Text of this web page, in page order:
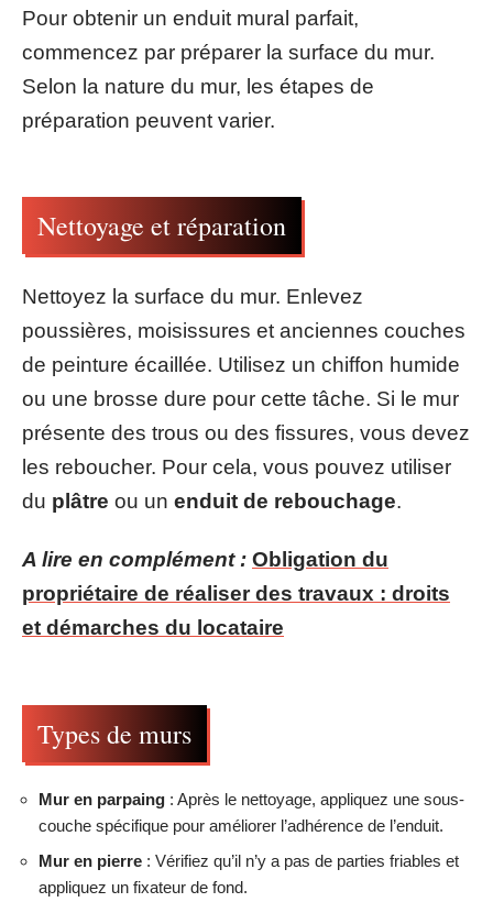
Pour obtenir un enduit mural parfait,
commencez par préparer la surface du mur.
Selon la nature du mur, les étapes de
préparation peuvent varier.
Nettoyage et réparation
Nettoyez la surface du mur. Enlevez
poussières, moisissures et anciennes couches
de peinture écaillée. Utilisez un chiffon humide
ou une brosse dure pour cette tâche. Si le mur
présente des trous ou des fissures, vous devez
les reboucher. Pour cela, vous pouvez utiliser
du plâtre ou un enduit de rebouchage.
A lire en complément : Obligation du
propriétaire de réaliser des travaux : droits
et démarches du locataire
Types de murs
Mur en parpaing : Après le nettoyage, appliquez une sous-
couche spécifique pour améliorer l’adhérence de l’enduit.
Mur en pierre : Vérifiez qu’il n’y a pas de parties friables et
appliquez un fixateur de fond.